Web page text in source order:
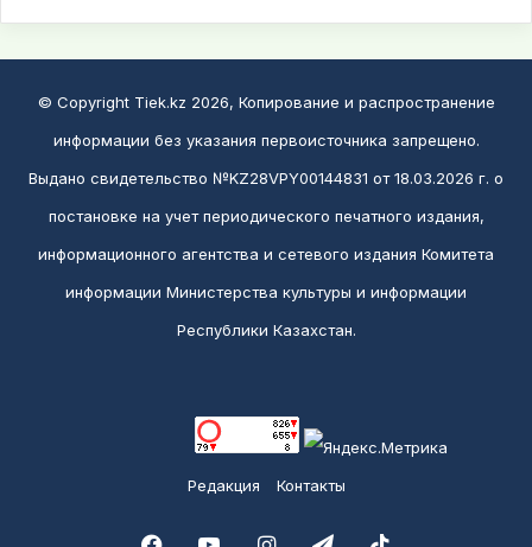
© Copyright Tiek.kz 2026, Копирование и распространение
информации без указания первоисточника запрещено.
Выдано свидетельство №KZ28VPY00144831 от 18.03.2026 г. о
постановке на учет периодического печатного издания,
информационного агентства и сетевого издания Комитета
информации Министерства культуры и информации
Республики Казахстан.
Редакция Контакты